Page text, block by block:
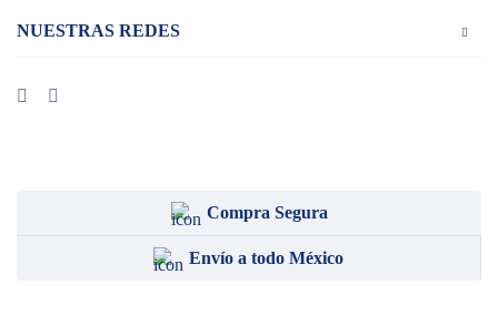
Pet Ag
Vet One
NUESTRAS REDES
Compra Segura
Envío a todo México